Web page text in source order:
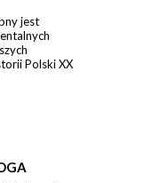
jest
Polski XX